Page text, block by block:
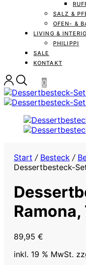
SALZ &
OFEN- &
LIVING &
PHILIPPI
SALE
KONTAKT
0
Start / Besteck /
Dessertbesteck-
89,95 €
inkl. 19 % MwSt.